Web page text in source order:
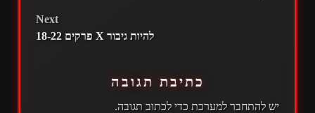
Next
להיות גיבור X פרקים 18-22
כתיבת תגובה
יש להתחבר למערכת כדי לכתוב תגובה.